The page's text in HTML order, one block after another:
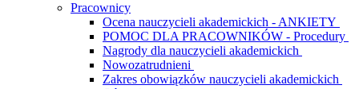
Pracownicy
Ocena nauczycieli akademickich - ANKIETY
POMOC DLA PRACOWNIKÓW - Procedury
Nagrody dla nauczycieli akademickich
Nowozatrudnieni
Zakres obowiązków nauczycieli akademickich